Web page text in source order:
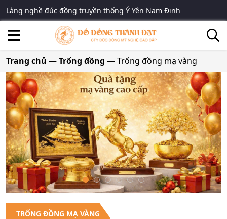
Làng nghề đúc đồng truyền thống Ý Yên Nam Định
Trang chủ —Trống đồng —Trống đồng mạ vàng
TRỐNG ĐỒNG MẠ VÀNG